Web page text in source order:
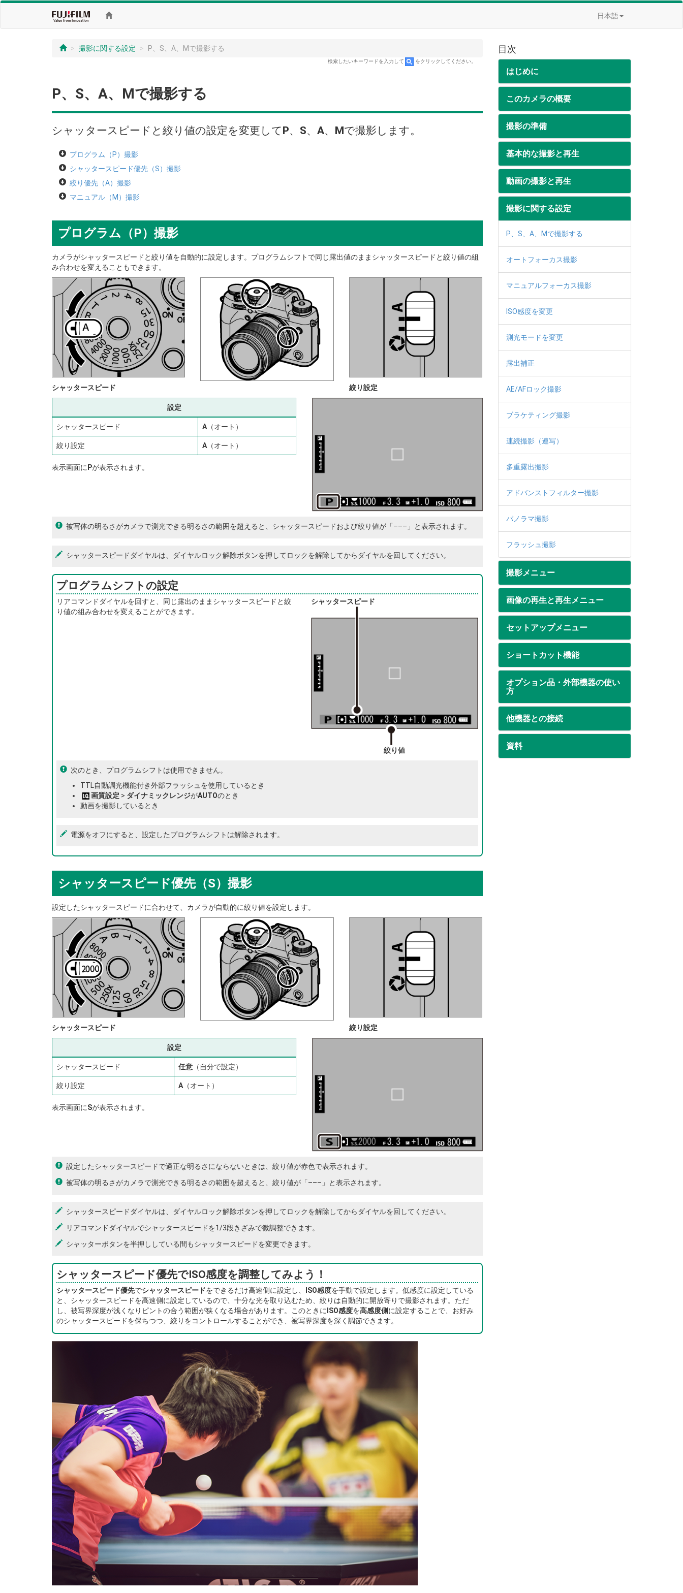
日本語
撮影に関する設定 P、S、A、Mで撮影する
検索したいキーワードを入力して をクリックしてください。
P、S、A、Mで撮影する
シャッタースピードと絞り値の設定を変更してP、 S、 A、 Mで撮影します。
プログラム（P）撮影
シャッタースピード優先（S）撮影
絞り優先（A）撮影
マニュアル（M）撮影
プログラム（P）撮影
カメラがシャッタースピードと絞り値を自動的に設定します。プログラムシフトで同じ露出値のままシャッタースピードと絞り値の組
み合わせを変えることもできます。
シャッタースピード 絞り設定
設定
シャッタースピード A（オート）
絞り設定 A（オート）
表示画面に Pが表示されます。
被写体の明るさがカメラで測光できる明るさの範囲を超えると、シャッタースピードおよび絞り値が「–––」と表示されます。
シャッタースピードダイヤルは、ダイヤルロック解除ボタンを押してロックを解除してからダイヤルを回してください。
プログラムシフトの設定
リアコマンドダイヤルを回すと、同じ露出のままシャッタースピードと絞
り値の組み合わせを変えることができます。
シャッタースピード
絞り値
次のとき、プログラムシフトは使用できません。
TTL自動調光機能付き外部フラッシュを使用しているとき
画質設定 > ダイナミックレンジがAUTOのとき
動画を撮影しているとき
電源をオフにすると、設定したプログラムシフトは解除されます。
シャッタースピード優先（S）撮影
設定したシャッタースピードに合わせて、カメラが自動的に絞り値を設定します。
シャッタースピード 絞り設定
設定
シャッタースピード 任意 （自分で設定）
絞り設定 A （オート）
表示画面にSが表示されます。
設定したシャッタースピードで適正な明るさにならないときは、絞り値が赤色で表示されます。
被写体の明るさがカメラで測光できる明るさの範囲を超えると、絞り値が「–––」と表示されます。
シャッタースピードダイヤルは、ダイヤルロック解除ボタンを押してロックを解除してからダイヤルを回してください。
リアコマンドダイヤルでシャッタースピードを1/3段きざみで微調整できます。
シャッターボタンを半押ししている間もシャッタースピードを変更できます。
シャッタースピード優先でISO感度を調整してみよう！
シャッタースピード優先でシャッタースピードをできるだけ高速側に設定し、 ISO感度を手動で設定します。低感度に設定している
と、シャッタースピードを高速側に設定しているので、十分な光を取り込むため、絞りは自動的に開放寄りで撮影されます。ただ
し、被写界深度が浅くなりピントの合う範囲が狭くなる場合があります。このときに ISO感度を高感度側に設定することで、お好み
のシャッタースピードを保ちつつ、絞りをコントロールすることができ、被写界深度を深く調節できます。
目次
はじめに
このカメラの概要
撮影の準備
基本的な撮影と再生
動画の撮影と再生
撮影に関する設定
P、S、A、Mで撮影する
オートフォーカス撮影
マニュアルフォーカス撮影
ISO感度を変更
測光モードを変更
露出補正
AE/AFロック撮影
ブラケティング撮影
連続撮影（連写）
多重露出撮影
アドバンストフィルター撮影
パノラマ撮影
フラッシュ撮影
撮影メニュー
画像の再生と再生メニュー
セットアップメニュー
ショートカット機能
オプション品・外部機器の使い
方
他機器との接続
資料